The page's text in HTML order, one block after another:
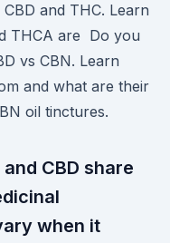
and THC. Learn
THCA are Do you
vs CBN. Learn
and what are their
oil tinctures.
CBD share
when it